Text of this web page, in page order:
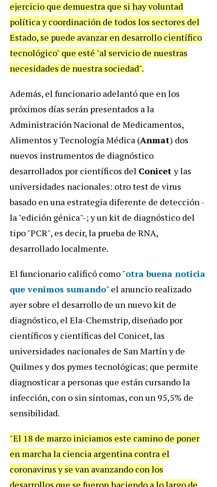
ejercicio que demuestra que si hay voluntad
política y coordinación de todos los sectores del
Estado, se puede avanzar en desarrollo científico
tecnológico" que esté "al servicio de nuestras
necesidades de nuestra sociedad".
Además, el funcionario adelantó que en los
próximos días serán presentados a la
Administración Nacional de Medicamentos,
Alimentos y Tecnología Médica (Anmat) dos
nuevos instrumentos de diagnóstico
desarrollados por científicos del Conicety las
universidades nacionales: otro test de virus
basado en una estrategia diferente de detección -
la "edición génica"-; y un kit de diagnóstico del
tipo "PCR", es decir, la prueba de RNA,
desarrollado localmente.
El funcionario calificó como "otra buena noticia
que venimos sumando" el anuncio realizado
ayer sobre el desarrollo de un nuevo kit de
diagnóstico, el Ela-Chemstrip, diseñado por
científicos y científicas del Conicet, las
universidades nacionales de San Martín y de
Quilmes y dos pymes tecnológicas; que permite
diagnosticar a personas que están cursando la
infección, con o sin síntomas, con un 95,5% de
sensibilidad.
"El 18 de marzo iniciamos este camino de poner
en marcha la ciencia argentina contra el
coronavirus y se van avanzando con los